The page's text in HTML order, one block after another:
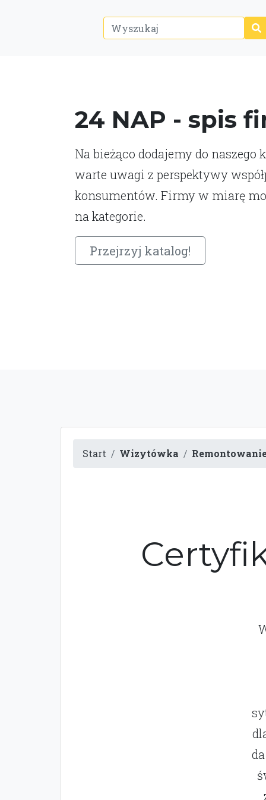
24 NAP - spis
Na bieżąco dodajemy do naszego
warte uwagi z perspektywy
konsumentów. Firmy w miarę
na kategorie.
Przejrzyj katalog!
Start Wizytówka